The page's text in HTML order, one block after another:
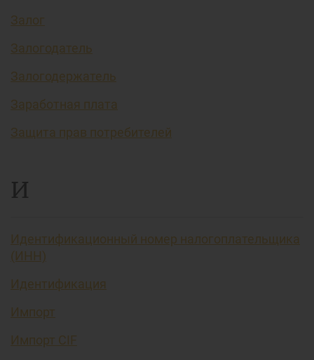
Залог
Залогодатель
Залогодержатель
Заработная плата
Защита прав потребителей
И
Идентификационный номер налогоплательщика
(ИНН)
Идентификация
Импорт
Импорт CIF